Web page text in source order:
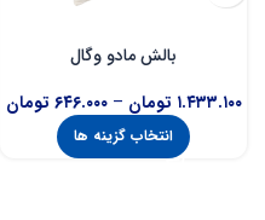
بالش مادو وگال
۱.۴۳۳.۱۰۰ تومان – ۶۴۶.۰۰۰ تومان
انتخاب گزینه ها